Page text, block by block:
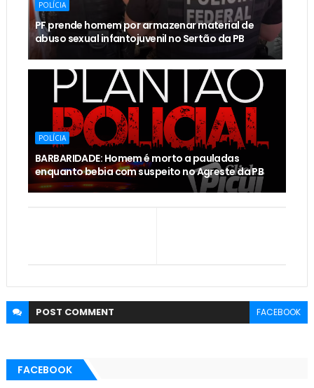
POLÍCIA
PF prende homem por armazenar material de
abuso sexual infantojuvenil no Sertão da PB
POLÍCIA
BARBARIDADE: Homem é morto a pauladas
enquanto bebia com suspeito no Agreste da PB
POST COMMENT FACEBOOK
FACEBOOK